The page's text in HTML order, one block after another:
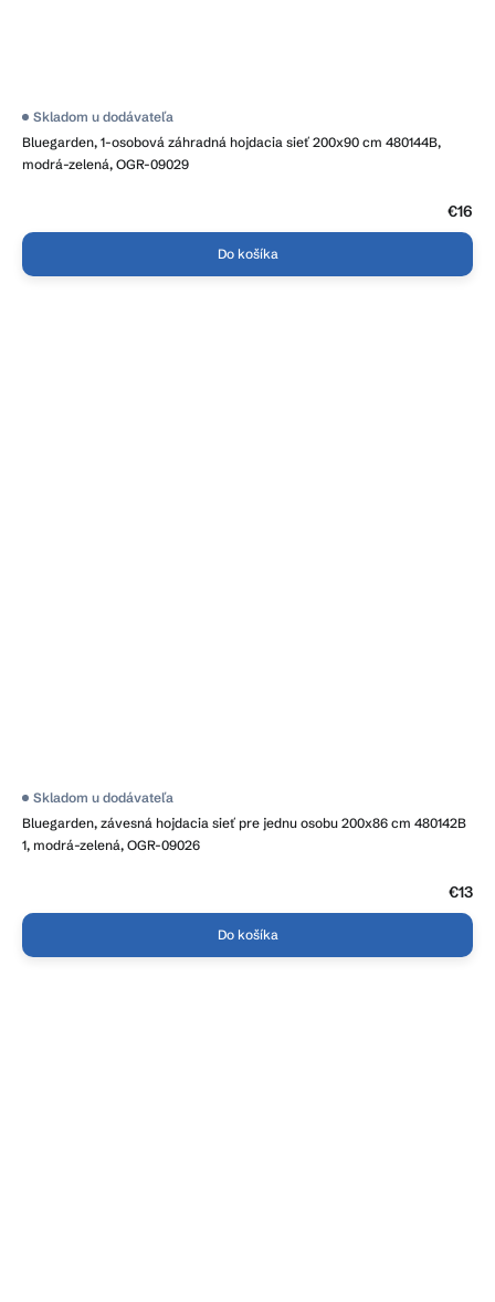
Bluegarden, 1-osobová záhradná hojdacia sieť 200x90 cm 480144B,
modrá-zelená, OGR-09029
Skladom u dodávateľa
€16
Do košíka
Bluegarden, závesná hojdacia sieť pre jednu osobu 200x86 cm 480142B
1, modrá-zelená, OGR-09026
Skladom u dodávateľa
€13
Do košíka